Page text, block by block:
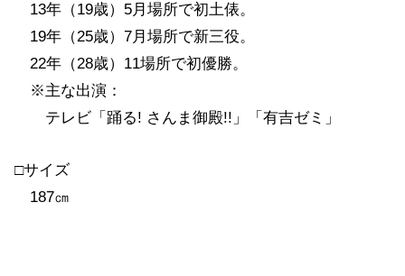
13年（19歳）5月場所で初土俵。
19年（25歳）7月場所で新三役。
22年（28歳）11場所で初優勝。
※主な出演：
テレビ「踊る! さんま御殿!!」「有吉ゼミ」
□サイズ
187㎝